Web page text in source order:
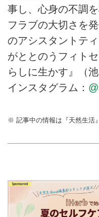
事し、心身の不調
フラブの大切さを
のアシスタントテ
がととのうフィト
らしに生かす』（池
インスタグラム：
※ 記事中の情報は『天然生活